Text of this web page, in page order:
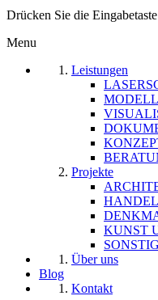
Drücken Sie die
Menu
Leistungen
Projekte
KUNST
Über uns
Blog
Kontakt